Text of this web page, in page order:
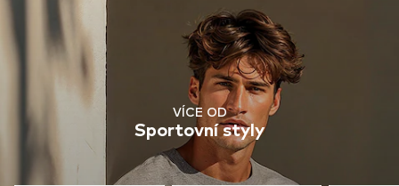
VÍCE OD
Sportovní styly